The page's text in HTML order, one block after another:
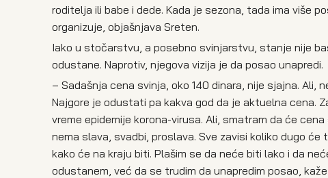
roditelja ili babe i dede. Kada je sezona, tada ima više
organizuje, objašnjava Sreten.
Iako u stočarstvu, a posebno svinjarstvu, stanje nije
odustane. Naprotiv, njegova vizija je da posao unapredi.
– Sadašnja cena svinja, oko 140 dinara, nije sjajna.
Najgore je odustati pa kakva god da je aktuelna cena.
vreme epidemije korona-virusa. Ali, smatram da će
nema slava, svadbi, proslava. Sve zavisi koliko dugo
kako će na kraju biti. Plašim se da neće biti lako i da
odustanem, već da se trudim da unapredim posao,